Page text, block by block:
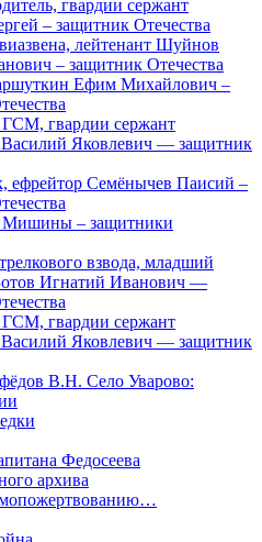
гвардии сержант
– защитник Отечества
лейтенант Шуйнов
– защитник Отечества
Ефим Михайлович –
гвардии сержант
Яковлевич — защитник
ефрейтор Семёнычев Паисий –
– защитники
взвода, младший
Игнатий Иванович —
гвардии сержант
Яковлевич — защитник
В.Н. Село Уварово:
Федосеева
архива